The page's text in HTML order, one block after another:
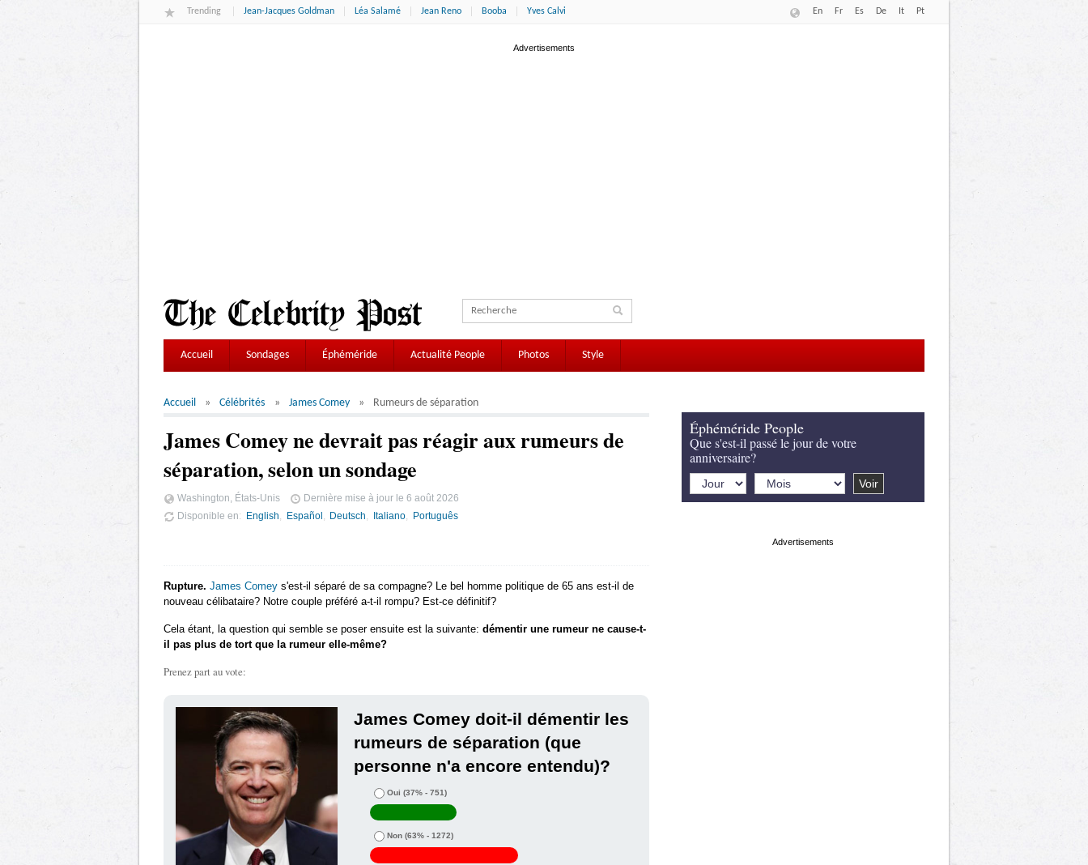
Trending Jean-Jacques Goldman Léa Salamé Jean Reno Booba Yves Calvi En Fr Es De It Pt
Accueil Sondages Éphéméride Actualité People Photos Style
Accueil Célébrités James Comey Rumeurs de séparation
James Comey ne devrait pas réagir aux rumeurs de
séparation, selon un sondage
Washington, États-Unis Dernière mise à jour le 6 août 2026
Disponible en
English Español Deutsch Italiano Português
Rupture. James Comey s'est-il séparé de sa compagne? Le bel homme politique de 65 ans est-il de
nouveau célibataire? Notre couple préféré a-t-il rompu? Est-ce définitif?
Cela étant, la question qui semble se poser ensuite est la suivante: démentir une rumeur ne cause-t-
il pas plus de tort que la rumeur elle-même?
Prenez part au vote:
James Comey doit-il démentir les
rumeurs de séparation (que
personne n'a encore entendu)?
Oui (37% - 751)
Non (63% - 1272)
Éphéméride People
Que s'est-il passé le jour de votre
anniversaire?